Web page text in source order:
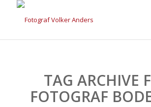
TAG ARCHIVE
FOTOGRAF